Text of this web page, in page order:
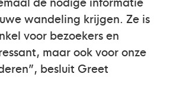
wandeling krijgen. Ze is
voor bezoekers en
maar ook voor onze
besluit Greet